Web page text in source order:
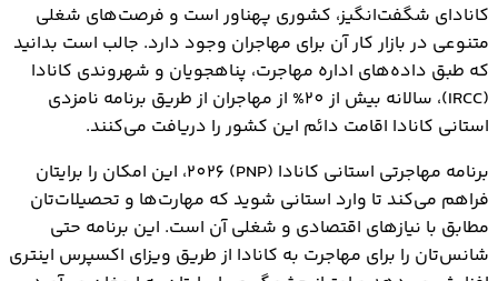
2026
هزینه مهاجرت از طریق برنامه مهاجرتی استانی کانادا
(pnp)
برنامه مهاجرتی استانی کانادا (PNP) در کنار فرایند
اکسپرس اینتری
مراحل ثبت درخواست برنامه مهاجرتی استانی کانادا
(pnp) از طریق اکسپرس اینتری
در صورت لغو برنامه مهاجرتی استانی کانادا (pnp) در
اکسپرس اینتری چه کنیم؟
کانادای شگفت‌انگیز، کشوری پهناور است و فرصت‌های شغلی
متنوعی در بازار کار آن برای مهاجران وجود دارد. جالب است بدانید
که طبق داده‌های اداره مهاجرت، پناهجویان و شهروندی کانادا
(IRCC)، سالانه بیش از 20% از مهاجران از طریق برنامه نامزدي
استاني کانادا اقامت دائم این کشور را دریافت می‌کنند.
برنامه مهاجرتی استانی کانادا (PNP) 2026، این امکان را برایتان
فراهم می‌کند تا وارد استانی شوید که مهارت‌ها و تحصیلات‌تان
مطابق با نیازهای اقتصادی و شغلی آن است. این برنامه حتی
شانس‌تان را برای مهاجرت به کانادا از طریق ویزای اکسپرس اینتری